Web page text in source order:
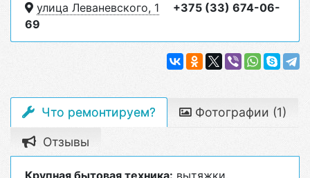
улица Леваневского, 1
+375 (33) 674-06-
69
Что ремонтируем? Фотографии (1)
Отзывы
Крупная бытовая техника: вытяжки.